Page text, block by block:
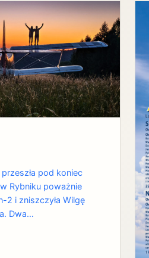
pod koniec
Rybniku poważnie
2 i zniszczyła Wilgę
Dwa…